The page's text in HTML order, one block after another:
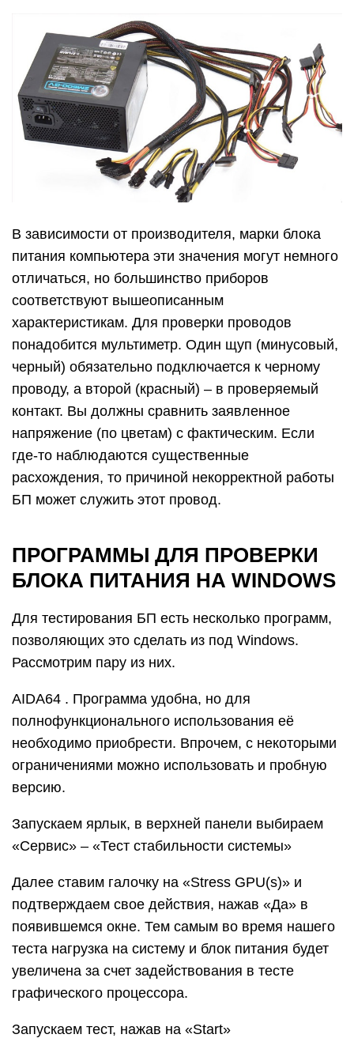
В зависимости от производителя, марки блока
питания компьютера эти значения могут немного
отличаться, но большинство приборов
соответствуют вышеописанным
характеристикам. Для проверки проводов
понадобится мультиметр. Один щуп (минусовый,
черный) обязательно подключается к черному
проводу, а второй (красный) – в проверяемый
контакт. Вы должны сравнить заявленное
напряжение (по цветам) с фактическим. Если
где-то наблюдаются существенные
расхождения, то причиной некорректной работы
БП может служить этот провод.
ПРОГРАММЫ ДЛЯ ПРОВЕРКИ
БЛОКА ПИТАНИЯ НА WINDOWS
Для тестирования БП есть несколько программ,
позволяющих это сделать из под Windows.
Рассмотрим пару из них.
AIDA64 . Программа удобна, но для
полнофункционального использования её
необходимо приобрести. Впрочем, с некоторыми
ограничениями можно использовать и пробную
версию.
Запускаем ярлык, в верхней панели выбираем
«Сервис» – «Тест стабильности системы»
Далее ставим галочку на «Stress GPU(s)» и
подтверждаем свое действия, нажав «Да» в
появившемся окне. Тем самым во время нашего
теста нагрузка на систему и блок питания будет
увеличена за счет задействования в тесте
графического процессора.
Запускаем тест, нажав на «Start»